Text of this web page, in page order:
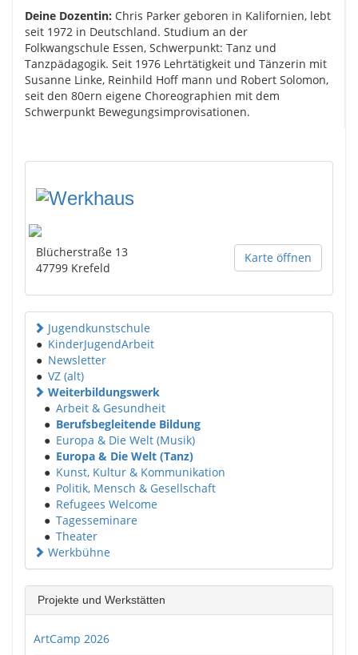
Deine Dozentin: Chris Parker geboren in Kalifornien, lebt
seit 1972 in Deutschland. Studium an der
Folkwangschule Essen, Schwerpunkt: Tanz und
Tanzpädagogik. Seit 1976 Lehrtätigkeit und Tänzerin mit
Susanne Linke, Reinhild Hoff mann und Robert Solomon,
seit den 80ern eigene Choreographien mit dem
Schwerpunkt Bewegungsimprovisationen.
Karte öffnen
Blücherstraße 13
47799 Krefeld
Jugendkunstschule
● KinderJugendArbeit
● Newsletter
● VZ (alt)
Weiterbildungswerk
● Arbeit & Gesundheit
● Berufsbegleitende Bildung
● Europa & Die Welt (Musik)
● Europa & Die Welt (Tanz)
● Kunst, Kultur & Kommunikation
● Politik, Mensch & Gesellschaft
● Refugees Welcome
● Tagesseminare
● Theater
Werkbühne
Projekte und Werkstätten
ArtCamp 2026